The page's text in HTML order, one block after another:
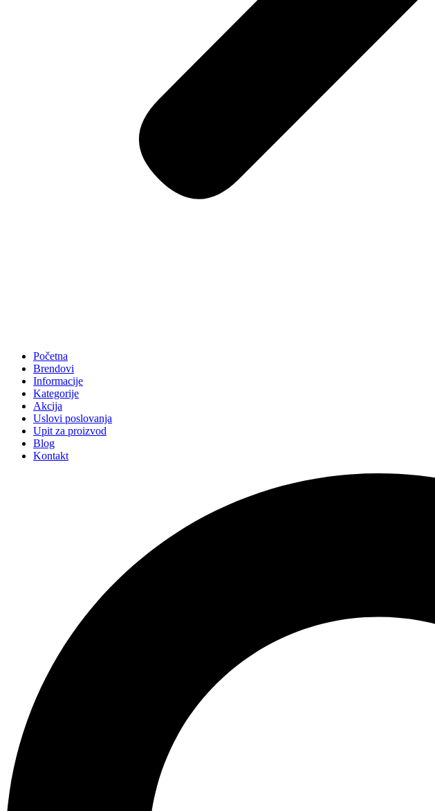
Početna
Brendovi
Informacije
Kategorije
Akcija
Uslovi poslovanja
Upit za proizvod
Blog
Kontakt